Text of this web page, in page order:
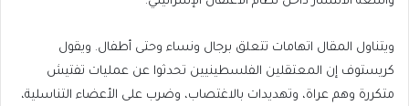
ويتناول المقال اتهامات تتعلق برجال ونساء وحتى أطفال. ويقول
كريستوف إن المعتقلين الفلسطينيين تحدثوا عن عمليات تفتيش
متكررة وهم عراة، وتهديدات بالاغتصاب، وضرب على الأعضاء التناسلية،